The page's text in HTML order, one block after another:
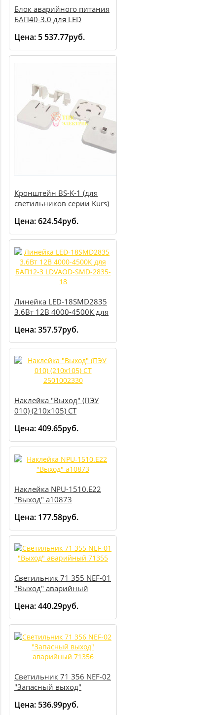
Блок аварийного питания
БАП40-3.0 для LED
Цена: 5 537.77руб.
Кронштейн BS-K-1 (для
светильников серии Kurs)
Цена:624.54руб.
Линейка LED-18SMD2835
3.6Вт 12В 4000-4500К для
2835-18
Цена:357.57руб.
Наклейка "Выход" (ПЭУ
010) (210х105) СТ
Цена:409.65руб.
Наклейка NPU-1510.E22
"Выход" a10873
Цена: 177.58руб.
Светильник 71 355 NEF-01
"Выход" аварийный
Цена:440.29руб.
Светильник 71 356 NEF-02
"Запасный выход"
Цена: 536.99руб.